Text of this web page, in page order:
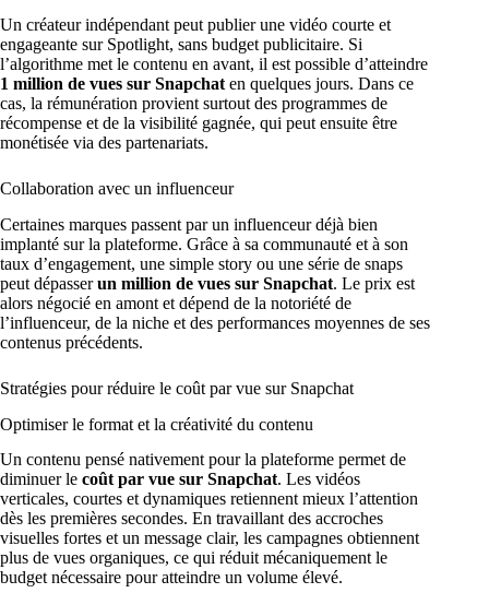
Un créateur indépendant peut publier une vidéo courte et
engageante sur Spotlight, sans budget publicitaire. Si
l’algorithme met le contenu en avant, il est possible d’atteindre
1 million de vues sur Snapchat en quelques jours. Dans ce
cas, la rémunération provient surtout des programmes de
récompense et de la visibilité gagnée, qui peut ensuite être
monétisée via des partenariats.
Collaboration avec un influenceur
Certaines marques passent par un influenceur déjà bien
implanté sur la plateforme. Grâce à sa communauté et à son
taux d’engagement, une simple story ou une série de snaps
peut dépasserun million de vues sur Snapchat. Le prix est
alors négocié en amont et dépend de la notoriété de
l’influenceur, de la niche et des performances moyennes de ses
contenus précédents.
Stratégies pour réduire le coût par vue sur Snapchat
Optimiser le format et la créativité du contenu
Un contenu pensé nativement pour la plateforme permet de
diminuer le coût par vue sur Snapchat. Les vidéos
verticales, courtes et dynamiques retiennent mieux l’attention
dès les premières secondes. En travaillant des accroches
visuelles fortes et un message clair, les campagnes obtiennent
plus de vues organiques, ce qui réduit mécaniquement le
budget nécessaire pour atteindre un volume élevé.